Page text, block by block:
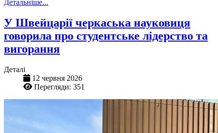
Детальніше...
У Швейцарії черкаська науковиця
говорила про студентське лідерство та
вигорання
Деталі
12 червня 2026
Перегляди: 351